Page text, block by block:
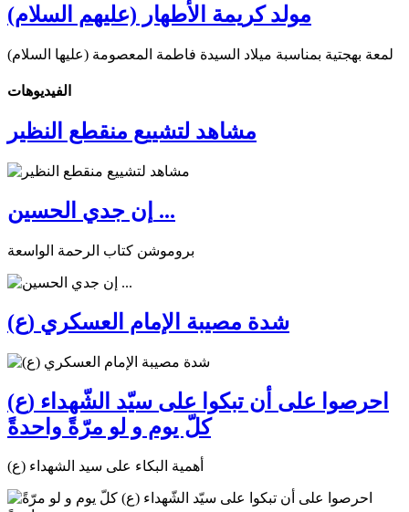
مولد كريمة الأطهار (عليهم السلام)
لمعة بهجتية بمناسبة ميلاد السيدة فاطمة المعصومة (عليها السلام)
الفیدیوهات
مشاهد لتشييع منقطع النظير
إن جدي الحسين ...
بروموشن كتاب الرحمة الواسعة
شدة مصيبة الإمام العسكري (ع)
احرصوا على أن تبكوا على سيّد الشّهداء (ع)
كلّ يوم و لو مرّةً واحدةً
أهمية البكاء على سيد الشهداء (ع)